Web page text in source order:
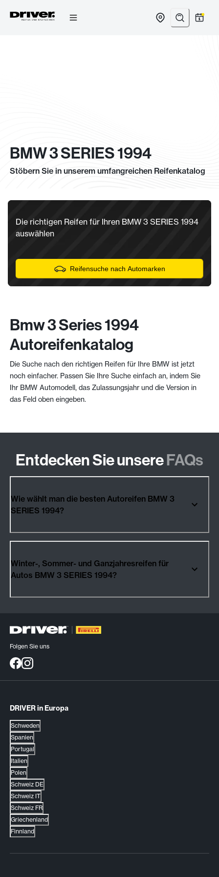
BMW 3 SERIES 1994
Stöbern Sie in unserem umfangreichen Reifenkatalog
Die richtigen Reifen für Ihren BMW 3 SERIES 1994
auswählen
Reifensuche nach Automarken
Bmw 3 Series 1994
Autoreifenkatalog
Die Suche nach den richtigen Reifen für Ihre BMW ist jetzt
noch einfacher. Passen Sie Ihre Suche einfach an, indem Sie
Ihr BMW Automodell, das Zulassungsjahr und die Version in
das Feld oben eingeben.
Entdecken Sie unsereFAQs
Wie wählt man die besten Autoreifen BMW 3
SERIES 1994?
Winter-, Sommer- und Ganzjahresreifen für
Autos BMW 3 SERIES 1994?
Folgen Sie uns
DRIVER in Europa
Schweden
Spanien
Portugal
Italien
Polen
Schweiz DE
Schweiz IT
Schweiz FR
Griechenland
Finnland